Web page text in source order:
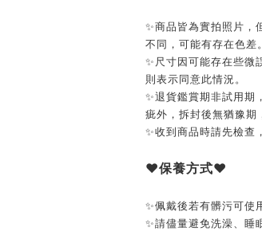
✨商品皆為實拍照片，
不同，可能有存在色差
✨尺寸因可能存在些微
則表示同意此情況。
✨退貨鑑賞期非試用期
疵外，拆封後無猶豫
✨收到商品時請先檢查
❤️保養方式❤️
✨佩戴後若有髒污可使
✨請儘量避免洗澡、睡